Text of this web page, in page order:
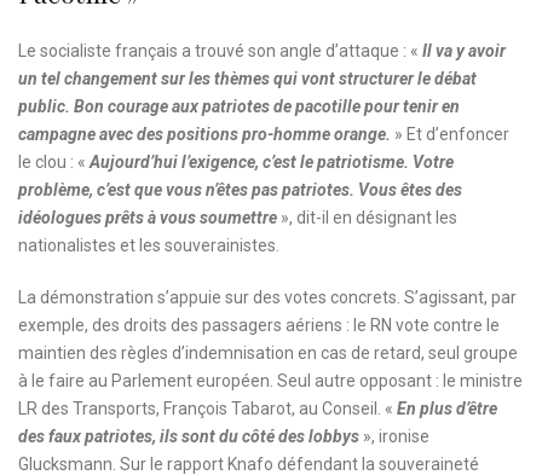
Le socialiste français a trouvé son angle d’attaque : « Il va y avoir
un tel changement sur les thèmes qui vont structurer le débat
public. Bon courage aux patriotes de pacotille pour tenir en
campagne avec des positions pro-homme orange. » Et d’enfoncer
le clou : « Aujourd’hui l’exigence, c’est le patriotisme. Votre
problème, c’est que vous n’êtes pas patriotes. Vous êtes des
idéologues prêts à vous soumettre », dit-il en désignant les
nationalistes et les souverainistes.
La démonstration s’appuie sur des votes concrets. S’agissant, par
exemple, des droits des passagers aériens : le RN vote contre le
maintien des règles d’indemnisation en cas de retard, seul groupe
à le faire au Parlement européen. Seul autre opposant : le ministre
LR des Transports, François Tabarot, au Conseil. « En plus d’être
des faux patriotes, ils sont du côté des lobbys », ironise
Glucksmann. Sur le rapport Knafo défendant la souveraineté